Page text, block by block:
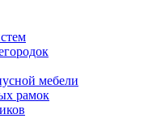
мебели
рамок